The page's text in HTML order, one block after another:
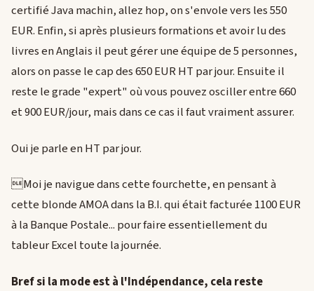
certifié Java machin, allez hop, on s'envole vers les 550
EUR. Enfin, si après plusieurs formations et avoir lu des
livres en Anglais il peut gérer une équipe de 5 personnes,
alors on passe le cap des 650 EUR HT par jour. Ensuite il
reste le grade "expert" où vous pouvez osciller entre 660
et 900 EUR/jour, mais dans ce cas il faut vraiment assurer.
Oui je parle en HT par jour.
Moi je navigue dans cette fourchette, en pensant à
cette blonde AMOA dans la B.I. qui était facturée 1100 EUR
à la Banque Postale... pour faire essentiellement du
tableur Excel toute la journée.
Bref si la mode est à l'Indépendance, cela reste